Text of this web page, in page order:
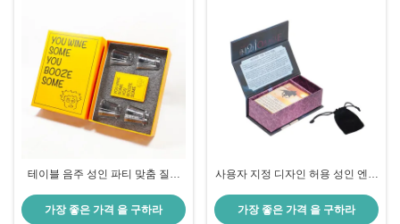
테이블 음주 성인 파티 맞춤 질문
가장 좋은 가격 을 구하라
사용자 지정 디자인 허용 성인 엔터
티 보드 게임
가장 좋은 가격 을 구하라